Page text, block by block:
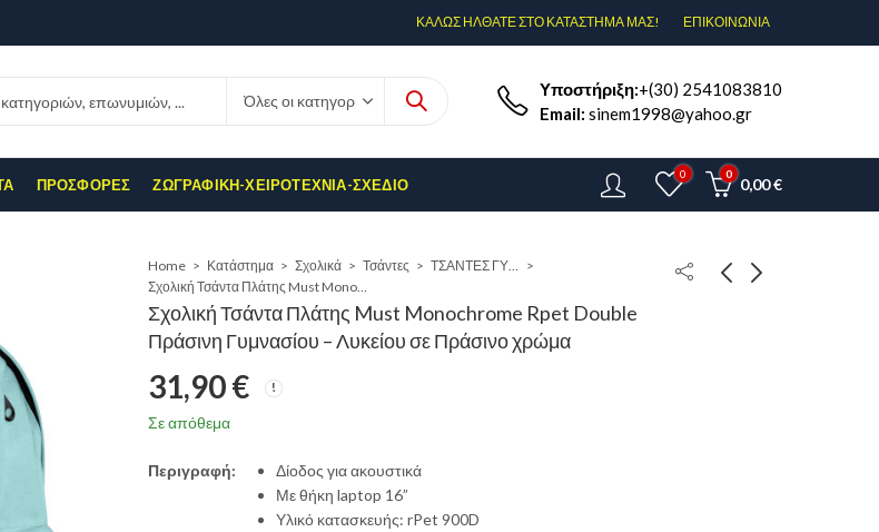
ΚΑΛΩΣ ΗΛΘΑΤΕ ΣΤΟ ΚΑΤΑΣΤΗΜΑ ΜΑΣ! ΕΠΙΚΟΙΝΩΝΊΑ
Υποστήριξη:+(30) 2541083810
Email: sinem1998@yahoo.gr
ΠΡΟΣΦΟΡΈΣ ΖΩΓΡΑΦΙΚΉ-ΧΕΙΡΟΤΕΧΝΊΑ-ΣΧΈΔΙΟ
0 0
0,00€
Home Κατάστημα Σχολικά Τσάντες
ΤΣΑΝΤΕΣ ΓΥΜΝΑΣΙΟ-ΛΥΚΕΙΟ
Σχολική Τσάντα Πλάτης Must Monochrome Rpet Double Πράσινη Γυμνασίου – Λυκείου σε Πράσινο χρώμα
Σχολική Τσάντα Πλάτης Must Monochrome Rpet Double
Πράσινη Γυμνασίου – Λυκείου σε Πράσινο χρώμα
31,90€
Σε απόθεμα
Περιγραφή:
Δίοδος για ακουστικά
Με θήκη laptop 16”
Υλικό κατασκευής: rPet 900D